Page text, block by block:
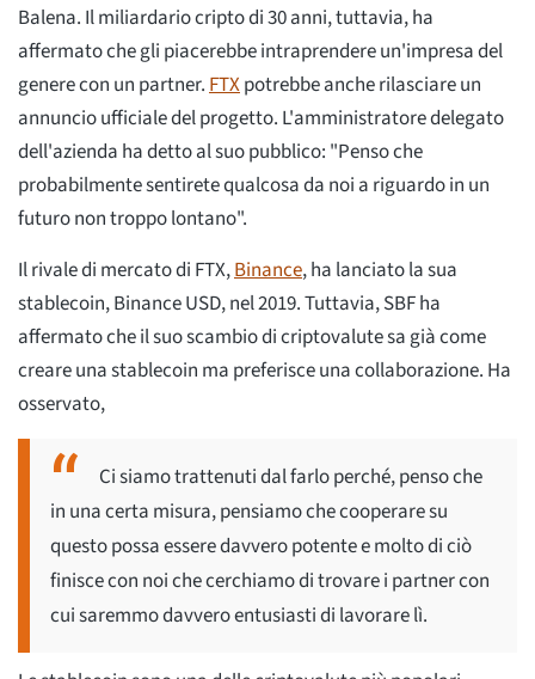
Balena. Il miliardario cripto di 30 anni, tuttavia, ha
affermato che gli piacerebbe intraprendere un'impresa del
genere con un partner. FTXpotrebbe anche rilasciare un
annuncio ufficiale del progetto. L'amministratore delegato
dell'azienda ha detto al suo pubblico: "Penso che
probabilmente sentirete qualcosa da noi a riguardo in un
futuro non troppo lontano".
Il rivale di mercato di FTX,Binance, ha lanciato la sua
stablecoin, Binance USD, nel 2019. Tuttavia, SBF ha
affermato che il suo scambio di criptovalute sa già come
creare una stablecoin ma preferisce una collaborazione. Ha
osservato,
Ci siamo trattenuti dal farlo perché, penso che
in una certa misura, pensiamo che cooperare su
questo possa essere davvero potente e molto di ciò
finisce con noi che cerchiamo di trovare i partner con
cui saremmo davvero entusiasti di lavorare lì.